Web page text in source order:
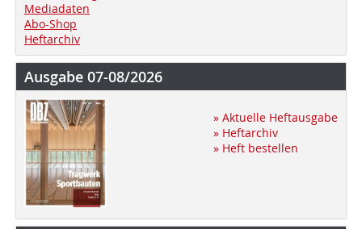
Mediadaten
Abo-Shop
Heftarchiv
Ausgabe 07-08/2026
» Aktuelle Heftausgabe
» Heftarchiv
» Heft bestellen